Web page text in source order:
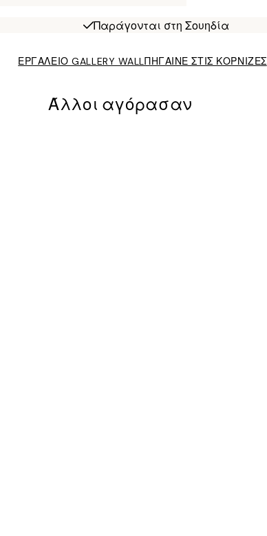
Παράγονται στη Σουηδία
ΕΡΓΑΛΕΙΟ GALLERY WALLΠΗΓΑΙΝΕ ΣΤΙΣ ΚΟΡΝΙΖΕΣ
Άλλοι αγόρασαν